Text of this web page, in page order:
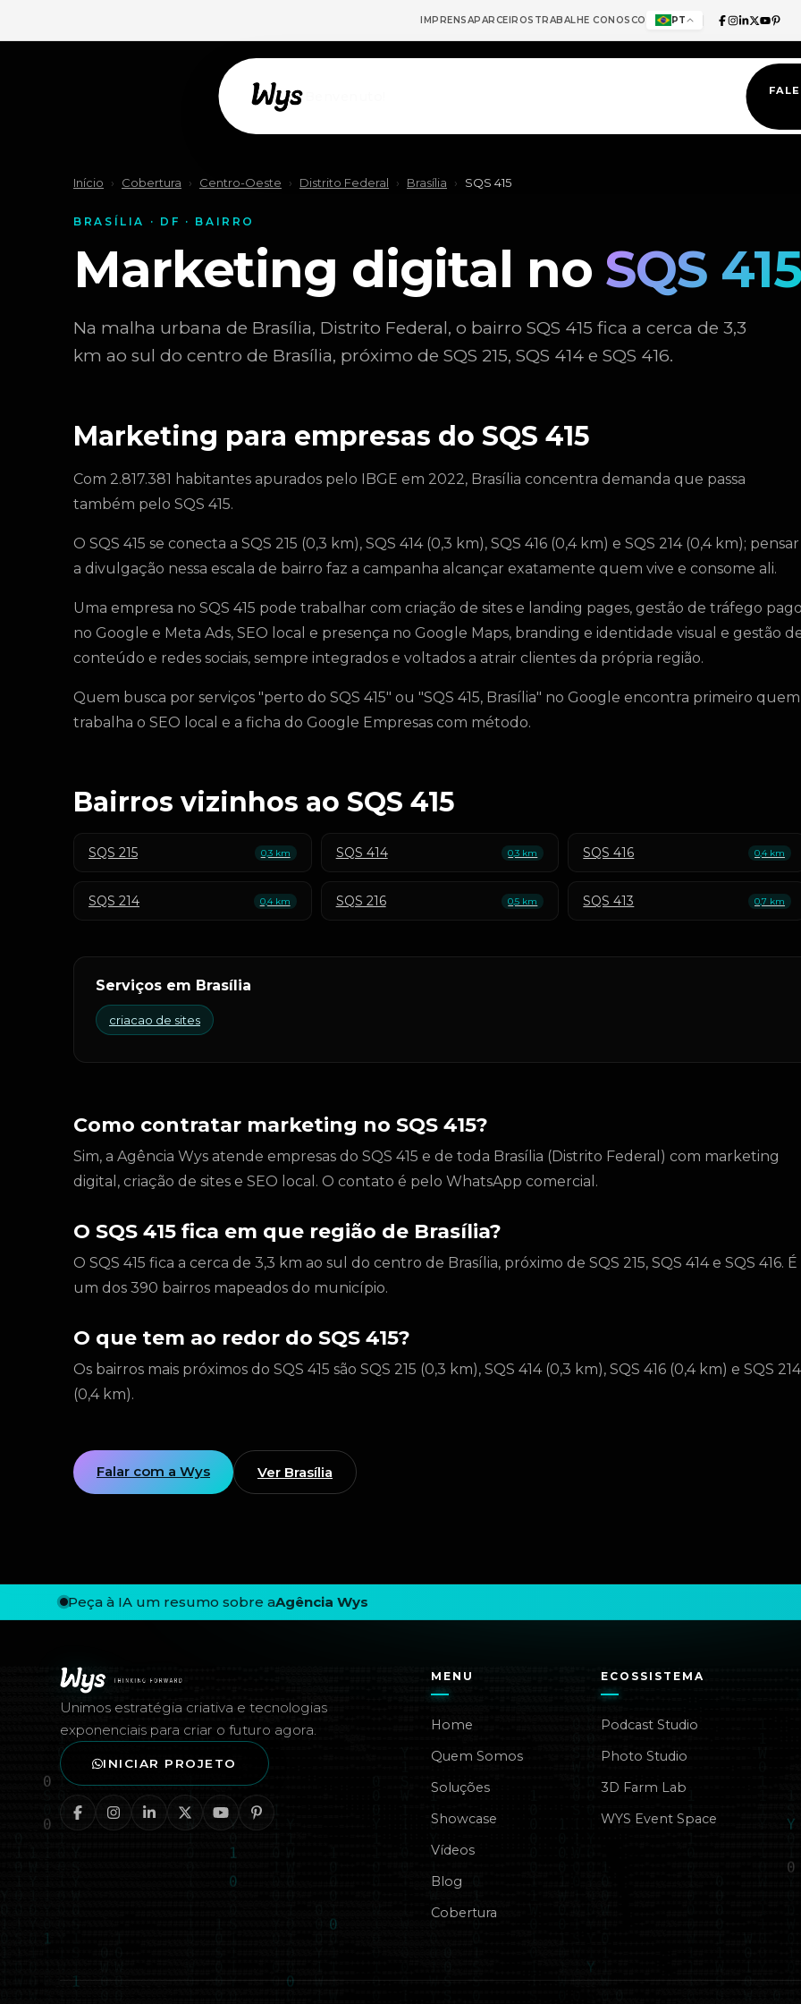
IMPRENSAPARCEIROS TRABALHE CONOSCO PT
Início › Cobertura › Centro-Oeste › Distrito Federal › Brasília › SQS 415
BRASÍLIA · DF · BAIRRO
Marketing digital no SQS 415
Na malha urbana de Brasília, Distrito Federal, o bairro SQS 415 fica a cerca de 3,3
km ao sul do centro de Brasília, próximo de SQS 215, SQS 414 e SQS 416.
Marketing para empresas do SQS 415
Com 2.817.381 habitantes apurados pelo IBGE em 2022, Brasília concentra demanda que passa
também pelo SQS 415.
O SQS 415 se conecta a SQS 215 (0,3 km), SQS 414 (0,3 km), SQS 416 (0,4 km) e SQS 214 (0,4 km); pensar
a divulgação nessa escala de bairro faz a campanha alcançar exatamente quem vive e consome ali.
Uma empresa no SQS 415 pode trabalhar com criação de sites e landing pages, gestão de tráfego
no Google e Meta Ads, SEO local e presença no Google Maps, branding e identidade visual e gestão
conteúdo e redes sociais, sempre integrados e voltados a atrair clientes da própria região.
Quem busca por serviços "perto do SQS 415" ou "SQS 415, Brasília" no Google encontra primeiro quem
trabalha o SEO local e a ficha do Google Empresas com método.
Bairros vizinhos ao SQS 415
SQS 215 0,3 km SQS 414 0,3 km SQS 416 0,4 km
SQS 214 0,4 km SQS 216 0,5 km SQS 413 0,7 km
Serviços em Brasília
criacao de sites
Como contratar marketing no SQS 415?
Sim, a Agência Wys atende empresas do SQS 415 e de toda Brasília (Distrito Federal) com marketing
digital, criação de sites e SEO local. O contato é pelo WhatsApp comercial.
O SQS 415 fica em que região de Brasília?
O SQS 415 fica a cerca de 3,3 km ao sul do centro de Brasília, próximo de SQS 215, SQS 414 e SQS 416. É
um dos 390 bairros mapeados do município.
O que tem ao redor do SQS 415?
Os bairros mais próximos do SQS 415 são SQS 215 (0,3 km), SQS 414 (0,3 km), SQS 416 (0,4 km) e SQS 214
(0,4 km).
Falar com a Wys Ver Brasília
Rodapé — Agência Wys
Peça à IA um resumo sobre aAgência Wys
Unimos estratégia criativa e tecnologias
exponenciais para criar o futuro agora.
INICIAR PROJETO
MENU
Home
Quem Somos
Soluções
Showcase
Vídeos
Blog
Cobertura
ECOSSISTEMA
Podcast Studio
Photo Studio
3D Farm Lab
WYS Event Space